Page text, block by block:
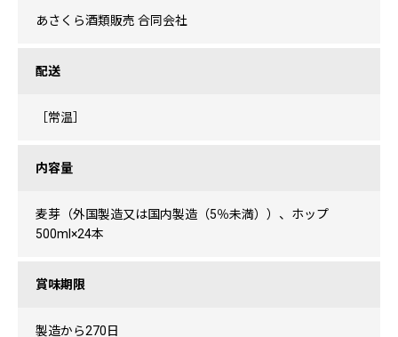
あさくら酒類販売 合同会社
配送
［常温］
内容量
麦芽（外国製造又は国内製造（5％未満））、ホップ
500ml×24本
賞味期限
製造から270日